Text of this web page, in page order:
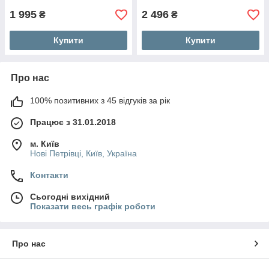
1 995 ₴
Купити
2 496 ₴
Купити
Про нас
100% позитивних з 45 відгуків за рік
Працює з 31.01.2018
м. Київ
Нові Петрівці, Київ, Україна
Контакти
Сьогодні вихідний
Показати весь графік роботи
Про нас